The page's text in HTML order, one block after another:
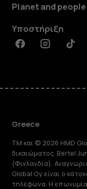
Planet and people
Υποστήριξη
FacebookInstagram
Greece
TM και © 2026 HMD
δικαιώματος. Bertel
(Φινλανδία).
Global Oy είναι ο
τηλέφωνα. Η επωνυμία